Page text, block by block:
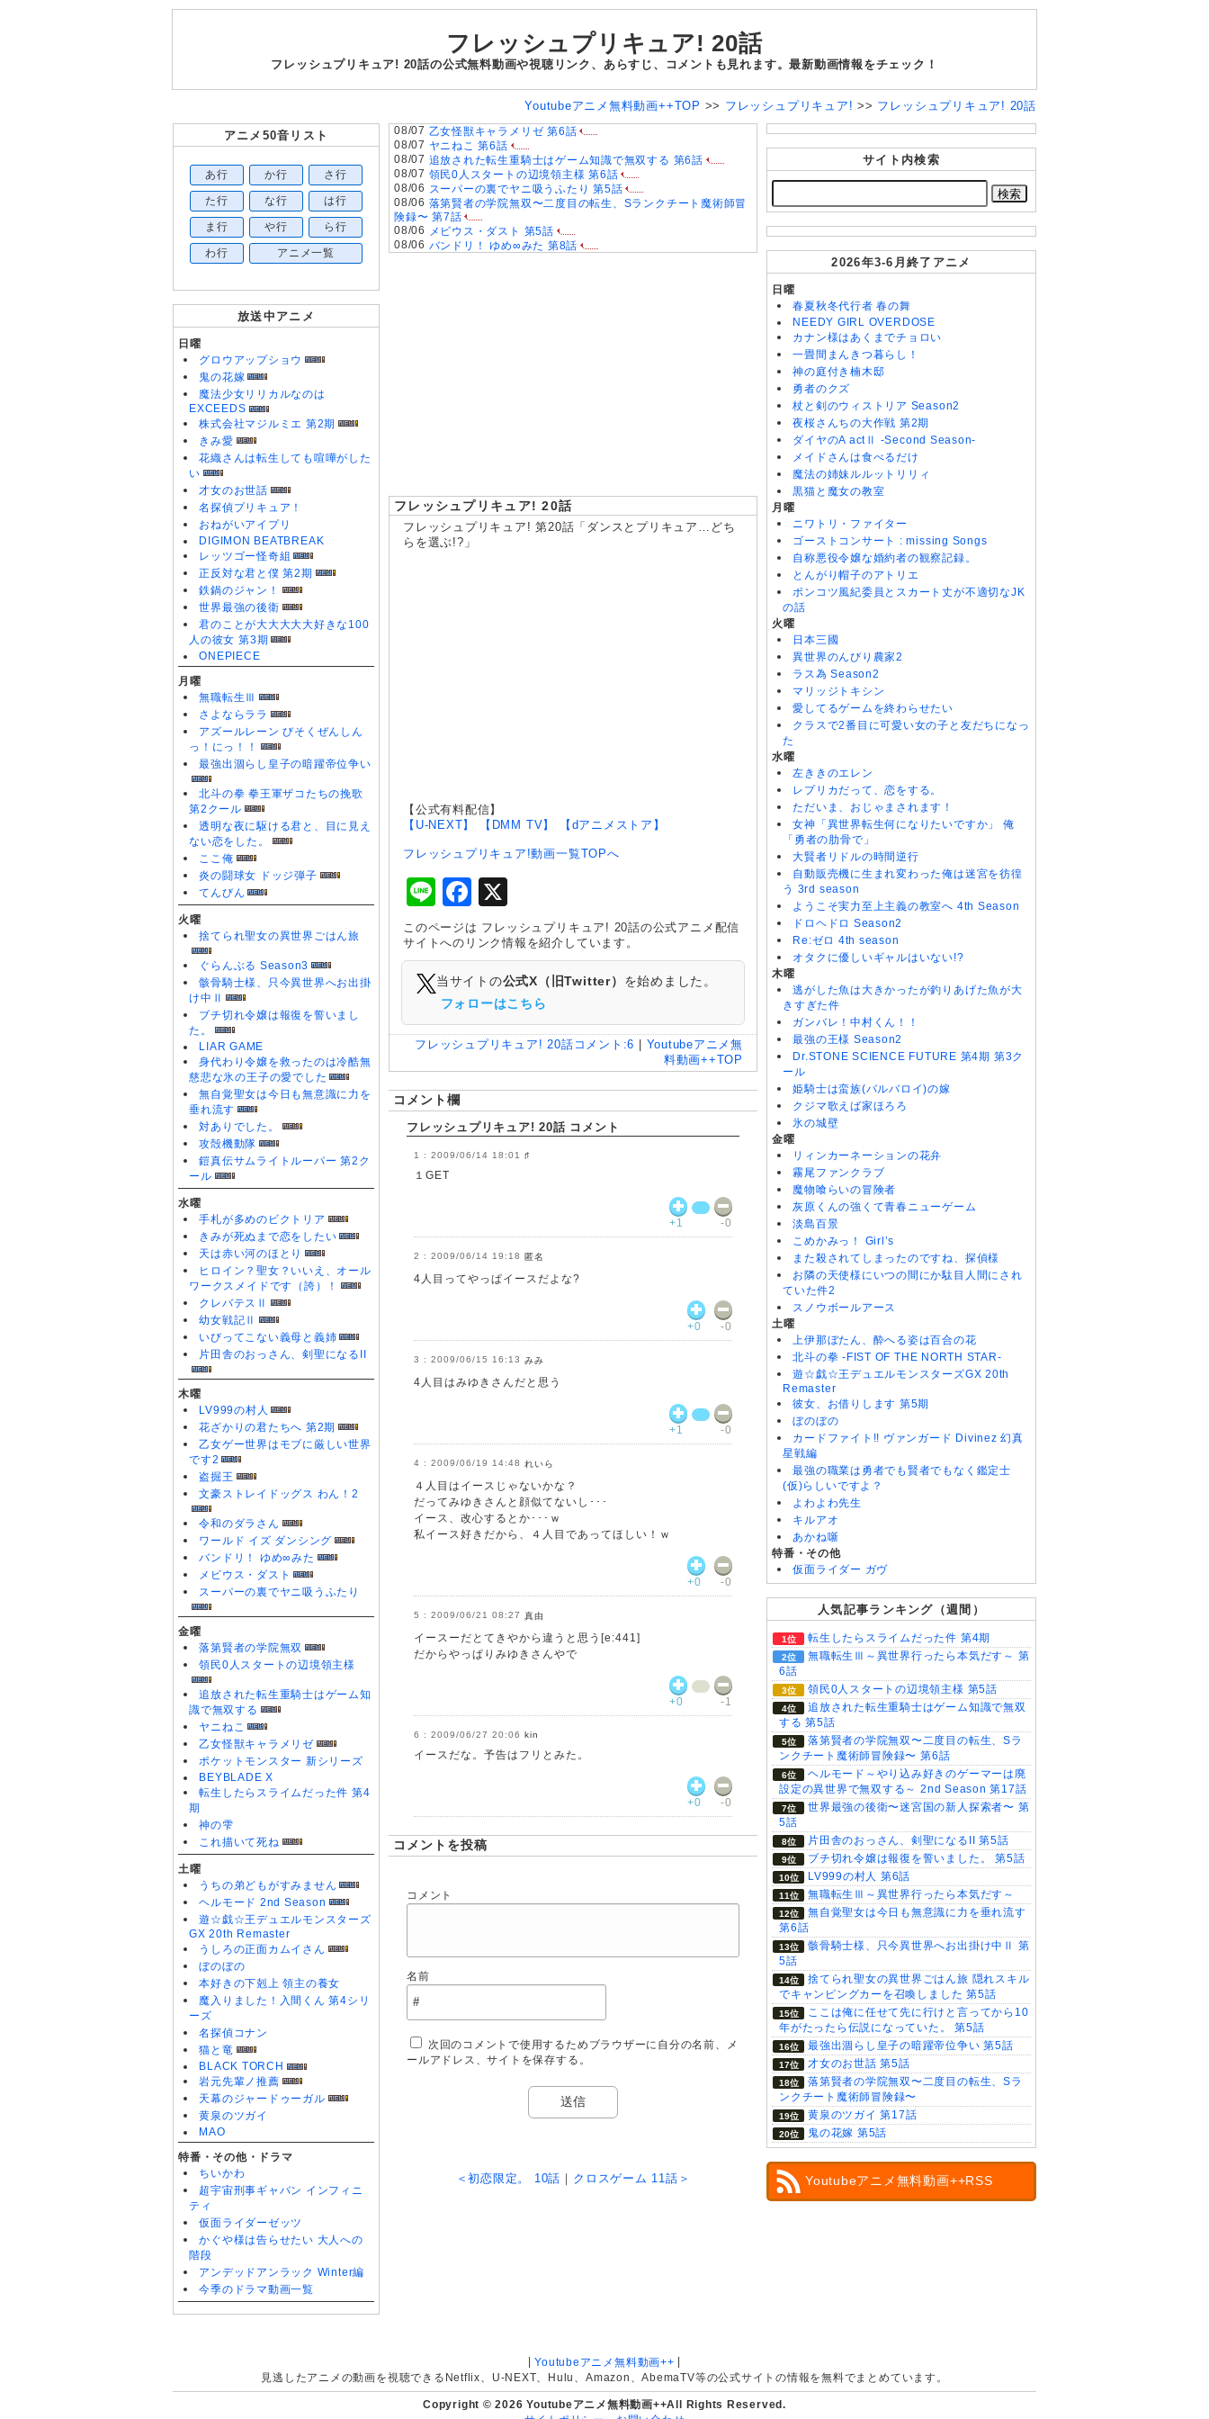
フレッシュプリキュア! 20話
フレッシュプリキュア! 20話の公式無料動画や視聴リンク、あらすじ、コメントも見れます。最新動画情報をチェック！
Youtubeアニメ無料動画++TOP >> フレッシュプリキュア!>> フレッシュプリキュア! 20話
アニメ50音リスト
あ行 か行 さ行
た行 な行 は行
ま行 や行 ら行
わ行 アニメ一覧
放送中アニメ
日曜
グロウアップショウ
鬼の花嫁
魔法少女リリカルなのは
EXCEEDS
株式会社マジルミエ 第2期
きみ愛
花織さんは転生しても喧嘩がした
い
才女のお世話
名探偵プリキュア！
おねがいアイプリ
DIGIMON BEATBREAK
レッツゴー怪奇組
正反対な君と僕 第2期
鉄鍋のジャン！
世界最強の後衛
君のことが大大大大大好きな100
人の彼女 第3期
ONEPIECE
月曜
無職転生Ⅲ
さよならララ
アズールレーン びそくぜんしん
っ！にっ！！
最強出涸らし皇子の暗躍帝位争い
北斗の拳 拳王軍ザコたちの挽歌
第2クール
透明な夜に駆ける君と、目に見え
ない恋をした。
ここ俺
炎の闘球女 ドッジ弾子
てんびん
火曜
捨てられ聖女の異世界ごはん旅
ぐらんぶる Season3
骸骨騎士様、只今異世界へお出掛
け中Ⅱ
ブチ切れ令嬢は報復を誓いまし
た。
LIAR GAME
身代わり令嬢を救ったのは冷酷無
慈悲な氷の王子の愛でした
無自覚聖女は今日も無意識に力を
垂れ流す
対ありでした。
攻殻機動隊
鎧真伝サムライトルーパー 第2ク
ール
水曜
手札が多めのビクトリア
きみが死ぬまで恋をしたい
天は赤い河のほとり
ヒロイン？聖女？いいえ、オール
ワークスメイドです（誇）！
クレバテスⅡ
幼女戦記Ⅱ
いびってこない義母と義姉
片田舎のおっさん、剣聖になるII
木曜
LV999の村人
花ざかりの君たちへ 第2期
乙女ゲー世界はモブに厳しい世界
です2
盗掘王
文豪ストレイドッグス わん！2
令和のダラさん
ワールド イズ ダンシング
バンドリ！ ゆめ∞みた
メビウス・ダスト
スーパーの裏でヤニ吸うふたり
金曜
落第賢者の学院無双
領民0人スタートの辺境領主様
追放された転生重騎士はゲーム知
識で無双する
ヤニねこ
乙女怪獣キャラメリゼ
ポケットモンスター 新シリーズ
BEYBLADE X
転生したらスライムだった件 第4
期
神の雫
これ描いて死ね
土曜
うちの弟どもがすみません
ヘルモード 2nd Season
遊☆戯☆王デュエルモンスターズ
GX 20th Remaster
うしろの正面カムイさん
ぼのぼの
本好きの下剋上 領主の養女
魔入りました！入間くん 第4シリ
ーズ
名探偵コナン
猫と竜
BLACK TORCH
岩元先輩ノ推薦
天幕のジャードゥーガル
黄泉のツガイ
MAO
特番・その他・ドラマ
ちいかわ
超宇宙刑事ギャバン インフィニ
ティ
仮面ライダーゼッツ
かぐや様は告らせたい 大人への
階段
アンデッドアンラック Winter編
今季のドラマ動画一覧
08/07 乙女怪獣キャラメリゼ 第6話
08/07 ヤニねこ 第6話
08/07 追放された転生重騎士はゲーム知識で無双する 第6話
08/07 領民0人スタートの辺境領主様 第6話
08/06
スーパーの裏でヤニ吸うふたり 第5話
08/06 落第賢者の学院無双〜二度目の転生、Sランクチート魔術師冒
険録〜 第7話
08/06
メビウス・ダスト 第5話
08/06 バンドリ！ ゆめ∞みた 第8話
フレッシュプリキュア! 20話
フレッシュプリキュア! 第20話「ダンスとプリキュア…どち
らを選ぶ!?」
【公式有料配信】
【U-NEXT】
【DMM TV】 【dアニメストア】
フレッシュプリキュア!動画一覧TOPへ
LineFacebook
このページは フレッシュプリキュア! 20話の公式アニメ配信
サイトへのリンク情報を紹介しています。
当サイトの公式X（旧Twitter） を始めました。
フォローはこちら
フレッシュプリキュア! 20話 コメント:6 | Youtubeアニメ無
料動画++TOP
コメント欄
フレッシュプリキュア! 20話 コメント
2009/06/14 18:01 ♯
１GET
+1 -0
2009/06/14 19:18 匿名
4人目ってやっぱイースだよな?
+0 -0
2009/06/15 16:13 みみ
4人目はみゆきさんだと思う
+1 -0
2009/06/19 14:48 れいら
４人目はイースじゃないかな？
だってみゆきさんと顔似てないし･･･
イース、改心するとか･･･ｗ
私イース好きだから、４人目であってほしい！ｗ
+0 -0
2009/06/21 08:27 真由
イースーだとてきやから違うと思う[e:441]
だからやっぱりみゆきさんやで
+0 -1
2009/06/27 20:06 kin
イースだな。予告はフリとみた。
+0 -0
コメントを投稿
コメント
名前
次回のコメントで使用するためブラウザーに自分の名前、メ
ールアドレス、サイトを保存する。
＜初恋限定。 10話 ｜ クロスゲーム 11話＞
サイト内検索
2026年3-6月終了アニメ
日曜
春夏秋冬代行者 春の舞
NEEDY GIRL OVERDOSE
カナン様はあくまでチョロい
一畳間まんきつ暮らし！
神の庭付き楠木邸
勇者のクズ
杖と剣のウィストリア Season2
夜桜さんちの大作戦 第2期
ダイヤのA actⅡ -Second Season-
メイドさんは食べるだけ
魔法の姉妹ルルットリリィ
黒猫と魔女の教室
月曜
ニワトリ・ファイター
ゴーストコンサート : missing Songs
自称悪役令嬢な婚約者の観察記録。
とんがり帽子のアトリエ
ポンコツ風紀委員とスカート丈が不適切なJK
の話
火曜
日本三國
異世界のんびり農家2
ラス為 Season2
マリッジトキシン
愛してるゲームを終わらせたい
クラスで2番目に可愛い女の子と友だちになっ
た
水曜
左ききのエレン
レプリカだって、恋をする。
ただいま、おじゃまされます！
女神「異世界転生何になりたいですか」 俺
「勇者の肋骨で」
大賢者リドルの時間逆行
自動販売機に生まれ変わった俺は迷宮を彷徨
う 3rd season
ようこそ実力至上主義の教室へ 4th Season
ドロヘドロ Season2
Re:ゼロ 4th season
オタクに優しいギャルはいない!?
木曜
逃がした魚は大きかったが釣りあげた魚が大
きすぎた件
ガンバレ！中村くん！！
最強の王様 Season2
Dr.STONE SCIENCE FUTURE 第4期 第3ク
ール
姫騎士は蛮族(バルバロイ)の嫁
クジマ歌えば家ほろろ
氷の城壁
金曜
リィンカーネーションの花弁
霧尾ファンクラブ
魔物喰らいの冒険者
灰原くんの強くて青春ニューゲーム
淡島百景
こめかみっ！ Girl’s
また殺されてしまったのですね、探偵様
お隣の天使様にいつの間にか駄目人間にされ
ていた件2
スノウボールアース
土曜
上伊那ぼたん、酔へる姿は百合の花
北斗の拳 -FIST OF THE NORTH STAR-
遊☆戯☆王デュエルモンスターズGX 20th
Remaster
彼女、お借りします 第5期
ぼのぼの
カードファイト!! ヴァンガード Divinez 幻真
星戦編
最強の職業は勇者でも賢者でもなく鑑定士
(仮)らしいですよ？
よわよわ先生
キルアオ
あかね噺
特番・その他
仮面ライダー ガヴ
人気記事ランキング（週間）
転生したらスライムだった件 第4期
無職転生Ⅲ～異世界行ったら本気だす～ 第
6話
領民0人スタートの辺境領主様 第5話
追放された転生重騎士はゲーム知識で無双
する 第5話
落第賢者の学院無双〜二度目の転生、Sラ
ンクチート魔術師冒険録〜 第6話
ヘルモード～やり込み好きのゲーマーは廃
設定の異世界で無双する～ 2nd Season 第17話
世界最強の後衛〜迷宮国の新人探索者〜 第
5話
片田舎のおっさん、剣聖になるII 第5話
ブチ切れ令嬢は報復を誓いました。 第5話
LV999の村人 第6話
無職転生Ⅲ～異世界行ったら本気だす～
無自覚聖女は今日も無意識に力を垂れ流す
第6話
骸骨騎士様、只今異世界へお出掛け中Ⅱ 第
5話
捨てられ聖女の異世界ごはん旅 隠れスキル
でキャンピングカーを召喚しました 第5話
ここは俺に任せて先に行けと言ってから10
年がたったら伝説になっていた。 第5話
最強出涸らし皇子の暗躍帝位争い 第5話
才女のお世話 第5話
落第賢者の学院無双〜二度目の転生、Sラ
ンクチート魔術師冒険録〜
黄泉のツガイ 第17話
鬼の花嫁 第5話
Youtubeアニメ無料動画++RSS
|Youtubeアニメ無料動画++
見逃したアニメの動画を視聴できるNetflix、U-NEXT、Hulu、Amazon、AbemaTV等の公式サイトの情報を無料でまとめています。
Copyright © 2026 Youtubeアニメ無料動画++All Rights Reserved.